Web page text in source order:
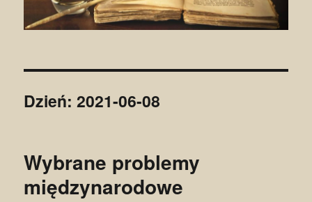
Dzień:2021-06-08
Wybrane problemy
międzynarodowe